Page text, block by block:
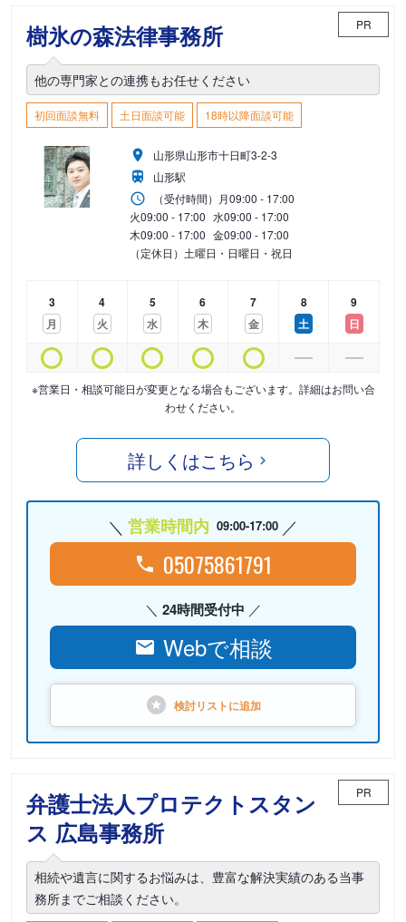
樹氷の森法律事務所 PR
他の専門家との連携もお任せください
初回面談無料 土日面談可能 18時以降面談可能
山形県山形市十日町3-2-3
山形駅
（受付時間） 月09:00 - 17:00
火09:00 - 17:00 水09:00 - 17:00
木09:00 - 17:00 金09:00 - 17:00
（定休日）土曜日・日曜日・祝日
3
月
4
火
5
水
6
木
7
金
8
土
9
日
※営業日・相談可能日が変更となる場合もございます。詳細はお問い合
わせください。
詳しくはこちら
営業時間内 09:00-17:00
05075861791
24時間受付中
Webで相談
検討リストに追加
弁護士法人プロテクトスタン
ス 広島事務所
PR
相続や遺言に関するお悩みは、豊富な解決実績のある当事
務所までご相談ください。